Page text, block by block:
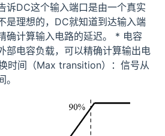
诉DC这个输入端口是由一个真实
是理想的，DC就知道到达输入端
确计算输入电路的延迟。 * 电容
部电容负载，可以精确计算输出电
时间（Max transition）：信号从